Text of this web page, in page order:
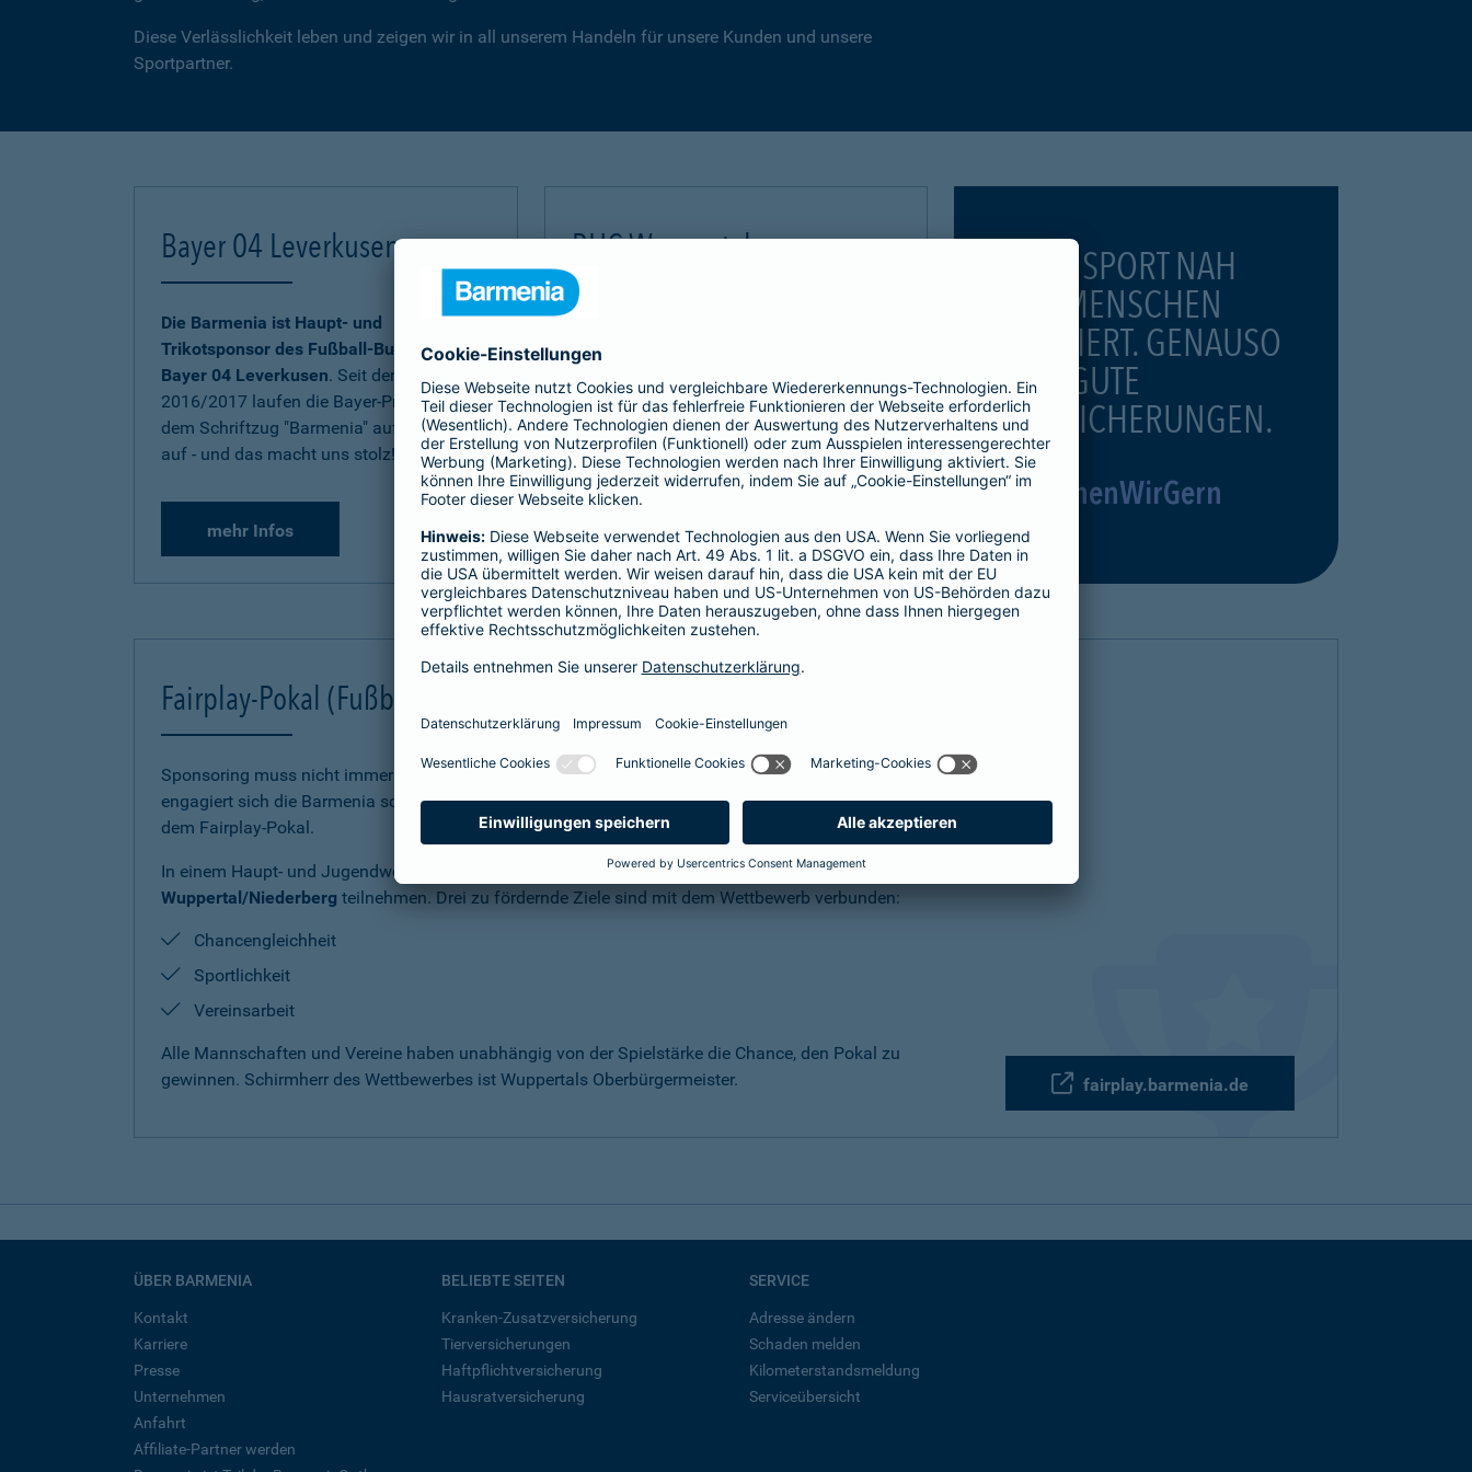
Diese Verlässlichkeit leben und zeigen wir in all unserem Handeln für unsere Kunden und unsere
Sportpartner.
Bayer 04 Leverkusen
Die Barmenia ist Haupt- und
Trikotsponsor des Fußball-Bundesligisten
Bayer 04 Leverkusen. Seit der Saison
2016/2017 laufen die Bayer-Profis mit
dem Schriftzug "Barmenia" auf der Brust
auf - und das macht uns stolz!
mehr Infos
BHC Wuppertal
Barmenia Premium Sponsor und begleitet
mehr Infos
WEIL SPORT NAH
AM MENSCHEN
PASSIERT. GENAUSO
WIE GUTE
VERSICHERUNGEN.
#MachenWirGern
Fairplay-Pokal (Fußballkreis Wuppertal/Niederberg)
Sponsoring muss nicht immer im Großen stattfinden. Im Fußballkreis Wuppertal/Niederberg
engagiert sich die Barmenia schon seit 1976 in der Förderung der regionalen Amateurvereine mit
dem Fairplay-Pokal.
In einem Haupt- und Jugendwettbewerb können alle
Amateurvereine des Fußballkreises
Wuppertal/Niederberg teilnehmen. Drei zu fördernde Ziele sind mit dem Wettbewerb verbunden:
Chancengleichheit
Sportlichkeit
Vereinsarbeit
Alle Mannschaften und Vereine haben unabhängig von der Spielstärke die Chance, den Pokal zu
gewinnen. Schirmherr des Wettbewerbes ist Wuppertals Oberbürgermeister.
fairplay.barmenia.de
ÜBER BARMENIA
Kontakt
Karriere
Presse
Unternehmen
Anfahrt
Affiliate-Partner werden
BELIEBTE SEITEN
Kranken-Zusatzversicherung
Tierversicherungen
Haftpflichtversicherung
Hausratversicherung
SERVICE
Adresse ändern
Schaden melden
Kilometerstandsmeldung
Serviceübersicht